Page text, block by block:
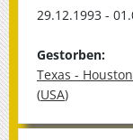
29.12.1993 -
Gestorben:
Texas -
(USA)